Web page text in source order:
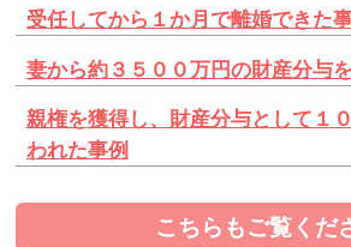
受任してから１か月で離婚できた
妻から約３５００万円の財産分与
親権を獲得し、財産分与として１
われた事例
こちらもご覧くだ